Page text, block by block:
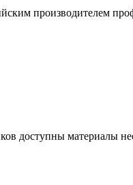
производителем
доступны материалы